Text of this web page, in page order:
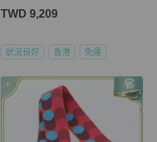
TWD 9,209
狀況良好 香港 免運